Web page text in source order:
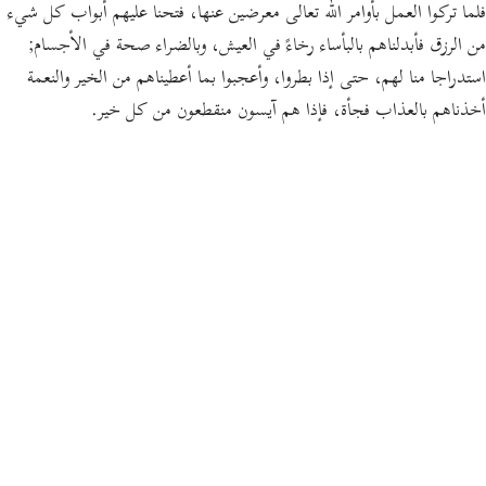
فلما تركوا العمل بأوامر الله تعالى معرضين عنها، فتحنا عليهم أبواب كل شيء
من الرزق فأبدلناهم بالبأساء رخاءً في العيش، وبالضراء صحة في الأجسام;
استدراجا منا لهم، حتى إذا بطروا، وأعجبوا بما أعطيناهم من الخير والنعمة
أخذناهم بالعذاب فجأة، فإذا هم آيسون منقطعون من كل خير.